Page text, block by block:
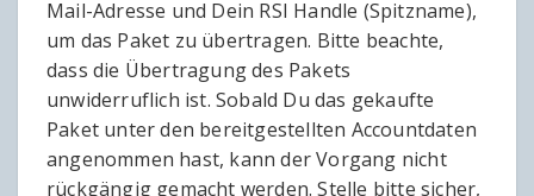
Mail-Adresse und Dein RSI Handle (Spitzname),
um das Paket zu übertragen. Bitte beachte,
dass die Übertragung des Pakets
unwiderruflich ist. Sobald Du das gekaufte
Paket unter den bereitgestellten Accountdaten
angenommen hast, kann der Vorgang nicht
rückgängig gemacht werden. Stelle bitte sicher,